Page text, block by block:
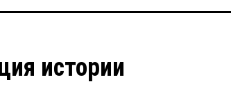
истории